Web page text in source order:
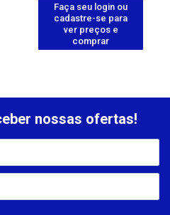
Faça seu login ou
cadastre-se para
ver preços e
comprar
nossas ofertas!